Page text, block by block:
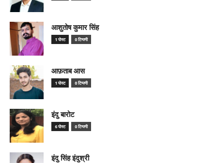
आशुतोष कुमार सिंह
1 पोस्ट 0 टिप्पणी
आफ़ताब आस
1 पोस्ट 0 टिप्पणी
इंदु बारोट
6 पोस्ट 0 टिप्पणी
इंदु सिंह इंदुश्री